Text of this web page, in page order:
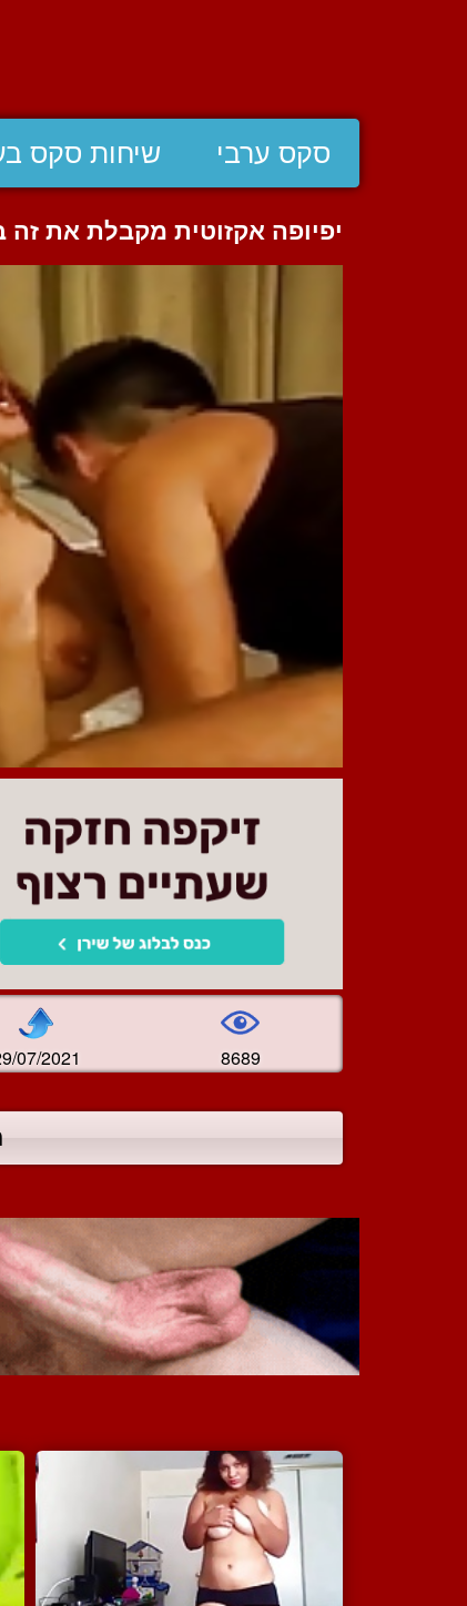
סקס ערבי שיחות סקס
יפיופה אקזוטית מקבלת את
07/2021 8689